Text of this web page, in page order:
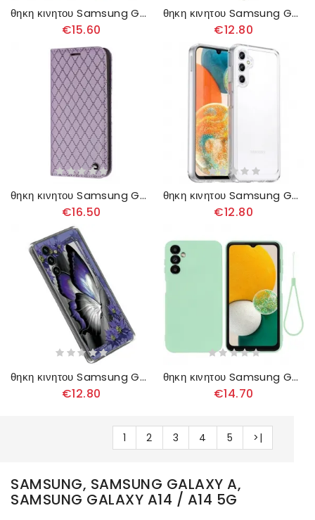
θηκη κινητου Samsung Galaxy A14 / A14 5G Θήκη Flip Χρωμα Binfen
€15.60
θηκη κινητου Samsung Galaxy A14 / A14 5G Πτήση Των Πεταλούδων
€12.80
θηκη κινητου Samsung Galaxy A14 / A14 5G Θήκη Flip Διαμάντια Rfid
€16.50
θηκη κινητου Samsung Galaxy A14 / A14 5G Σειρά Διαφανών Καραμελών
€12.80
θηκη κινητου Samsung Galaxy A14 / A14 5G Μωβ Πεταλούδα
€12.80
θηκη κινητου Samsung Galaxy A14 / A14 5G με κορδονι Strappy Liquid Silicone
€14.70
1 2 3 4 5 >|
SAMSUNG, SAMSUNG GALAXY A,
SAMSUNG GALAXY A14 / A14 5G